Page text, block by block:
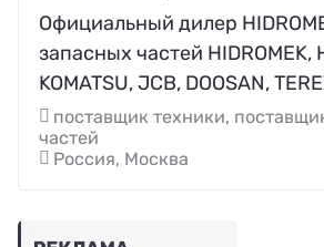
Официальный дилер
запасных частей HIDROMEK,
KOMATSU, JCB, DOOSAN,
поставщик техники,
частей
Россия, Москва